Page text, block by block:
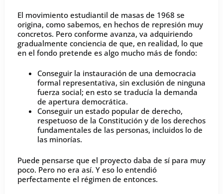
El movimiento estudiantil de masas de 1968 se
origina, como sabemos, en hechos de represión muy
concretos. Pero conforme avanza, va adquiriendo
gradualmente conciencia de que, en realidad, lo que
en el fondo pretende es algo mucho más de fondo:
Conseguir la instauración de una democracia
formal representativa, sin exclusión de ninguna
fuerza social; en esto se traducía la demanda
de apertura democrática.
Conseguir un estado popular de derecho,
respetuoso de la Constitución y de los derechos
fundamentales de las personas, incluidos lo de
las minorías.
Puede pensarse que el proyecto daba de sí para muy
poco. Pero no era así. Y eso lo entendió
perfectamente el régimen de entonces.